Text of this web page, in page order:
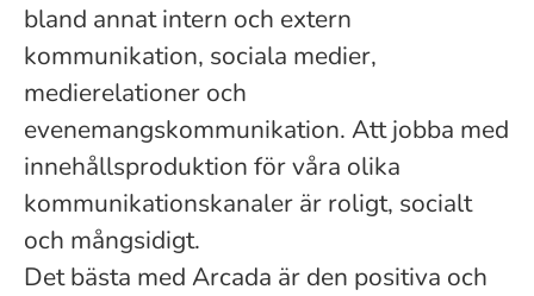
bland annat intern och extern
kommunikation, sociala medier,
medierelationer och
evenemangskommunikation. Att jobba med
innehållsproduktion för våra olika
kommunikationskanaler är roligt, socialt
och mångsidigt.
Det bästa med Arcada är den positiva och